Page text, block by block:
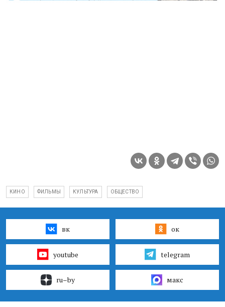
КИНО ФИЛЬМЫ КУЛЬТУРА ОБЩЕСТВО
вк ок
youtube telegram
ru–by макс